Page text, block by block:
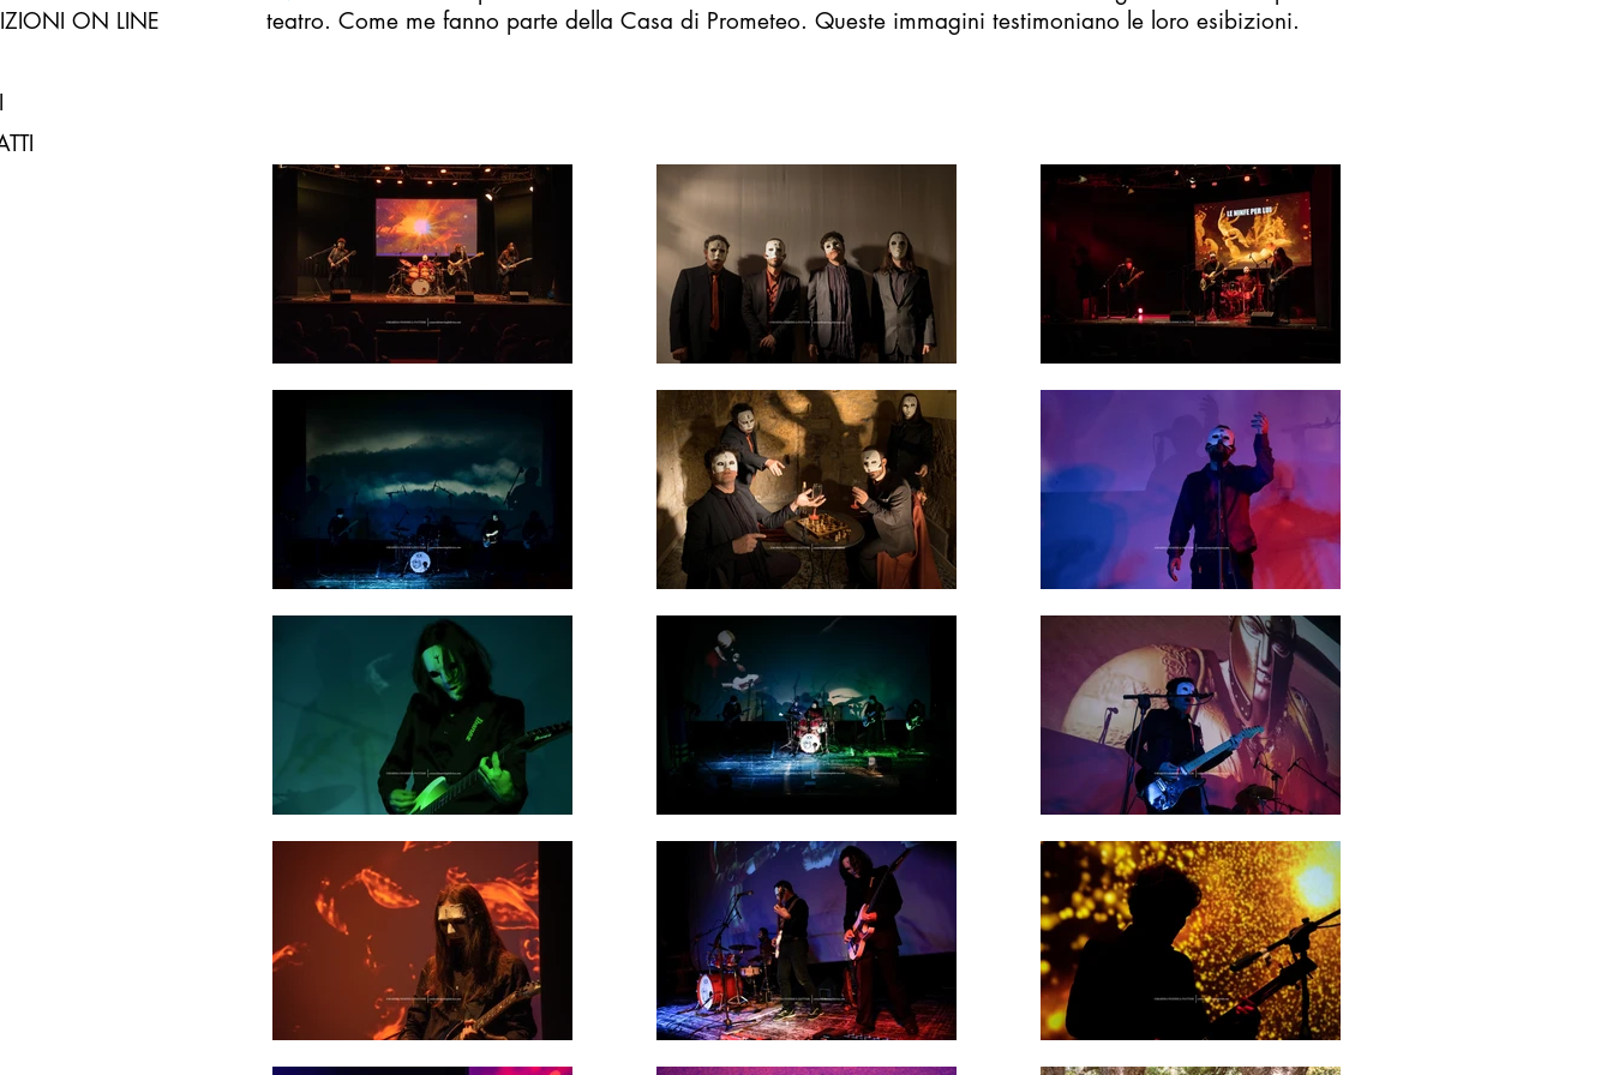
ON LINE
teatro. Come me fanno parte della Casa di Prometeo. Queste immagini testimoniano le loro esibizioni.